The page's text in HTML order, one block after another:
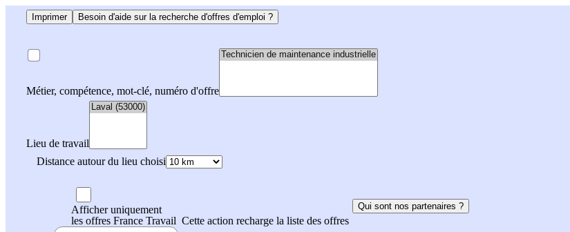
Imprimer Besoin d'aide sur la recherche d'offres d'emploi ?
Métier, compétence, mot-clé, numéro d'offre
Lieu de travail
Distance autour du lieu choisi
Afficher uniquement
les offres France Travail Cette action recharge la liste des offres
Qui sont nos partenaires ?